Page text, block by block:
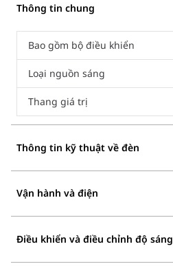
Thông tin chung
Bao gồm bộ điều khiển
Loại nguồn sáng
Thang giá trị
Thông tin kỹ thuật về đèn
Vận hành và điện
Điều khiển và điều chỉnh độ sáng